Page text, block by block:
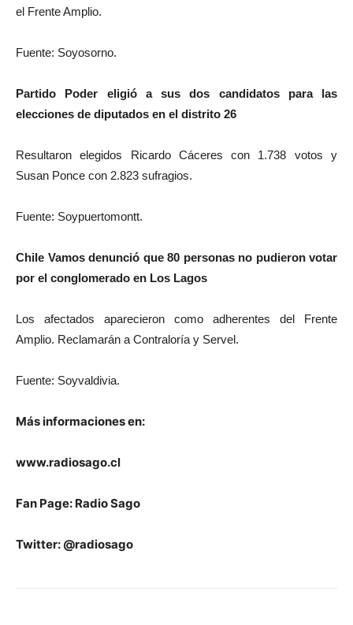
el Frente Amplio.
Fuente: Soyosorno.
Partido Poder eligió a sus dos candidatos para las
elecciones de diputados en el distrito 26
Resultaron elegidos Ricardo Cáceres con 1.738 votos y
Susan Ponce con 2.823 sufragios.
Fuente: Soypuertomontt.
Chile Vamos denunció que 80 personas no pudieron votar
por el conglomerado en Los Lagos
Los afectados aparecieron como adherentes del Frente
Amplio. Reclamarán a Contraloría y Servel.
Fuente: Soyvaldivia.
Más informaciones en:
www.radiosago.cl
Fan Page: Radio Sago
Twitter: @radiosago